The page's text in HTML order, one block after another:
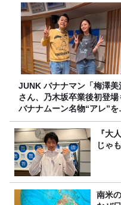
JUNK バナナマン「梅澤美波
さん、乃木坂卒業後初登場
バナナムーン名物“アレ”を
らう」
『大
じゃ
南米